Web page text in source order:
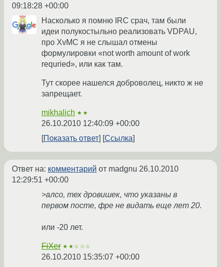
09:18:28 +00:00
Насколько я помню IRC срач, там были
идеи полукостыльно реализовать VDPAU,
про XvMC я не слышал отмены
формулировки «not worth amount of work
requried», или как там.
Тут скорее нашелся доброволец, никто ж не
запрещает.
mikhalich ★★
26.10.2010 12:40:09 +00:00
Показать ответ
Ссылка
Ответ на: комментарий от madgnu 26.10.2010
12:29:51 +00:00
>алсо, тех дровишек, что указаны в
первом посте, фре не видать еще лет 20.
или -20 лет.
FiXer ★★☆☆☆
26.10.2010 15:35:07 +00:00